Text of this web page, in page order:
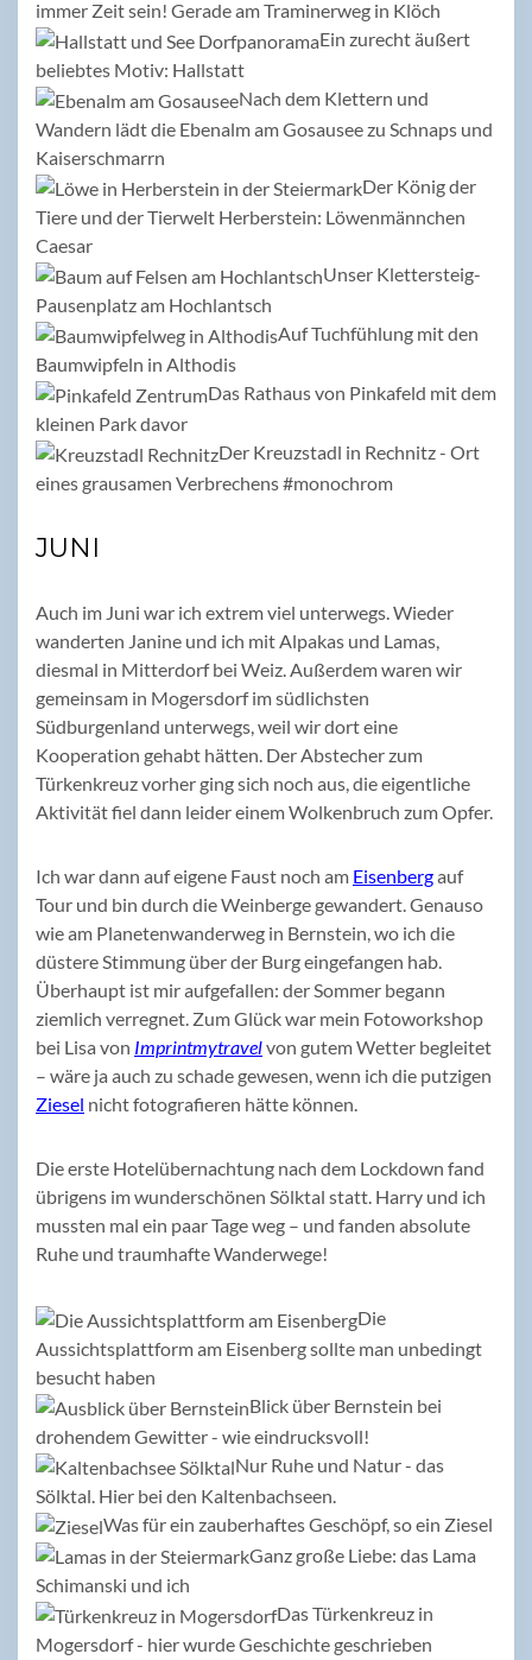
immer Zeit sein! Gerade am Traminerweg in Klöch
Ein zurecht äußert
beliebtes Motiv: Hallstatt
Nach dem Klettern und
Wandern lädt die Ebenalm am Gosausee zu Schnaps und
Kaiserschmarrn
Der König der
Tiere und der Tierwelt Herberstein: Löwenmännchen
Caesar
Unser Klettersteig-
Pausenplatz am Hochlantsch
Auf Tuchfühlung mit den
Baumwipfeln in Althodis
Das Rathaus von Pinkafeld mit dem
kleinen Park davor
Der Kreuzstadl in Rechnitz - Ort
eines grausamen Verbrechens #monochrom
JUNI
Auch im Juni war ich extrem viel unterwegs. Wieder
wanderten Janine und ich mit Alpakas und Lamas,
diesmal in Mitterdorf bei Weiz. Außerdem waren wir
gemeinsam in Mogersdorf im südlichsten
Südburgenland unterwegs, weil wir dort eine
Kooperation gehabt hätten. Der Abstecher zum
Türkenkreuz vorher ging sich noch aus, die eigentliche
Aktivität fiel dann leider einem Wolkenbruch zum Opfer.
Ich war dann auf eigene Faust noch am Eisenbergauf
Tour und bin durch die Weinberge gewandert. Genauso
wie am Planetenwanderweg in Bernstein, wo ich die
düstere Stimmung über der Burg eingefangen hab.
Überhaupt ist mir aufgefallen: der Sommer begann
ziemlich verregnet. Zum Glück war mein Fotoworkshop
bei Lisa von Imprintmytravelvon gutem Wetter begleitet
– wäre ja auch zu schade gewesen, wenn ich die putzigen
Ziesel nicht fotografieren hätte können.
Die erste Hotelübernachtung nach dem Lockdown fand
übrigens im wunderschönen Sölktal statt. Harry und ich
mussten mal ein paar Tage weg – und fanden absolute
Ruhe und traumhafte Wanderwege!
Die
Aussichtsplattform am Eisenberg sollte man unbedingt
besucht haben
Blick über Bernstein bei
drohendem Gewitter - wie eindrucksvoll!
Nur Ruhe und Natur - das
Sölktal. Hier bei den Kaltenbachseen.
Was für ein zauberhaftes Geschöpf, so ein Ziesel
Ganz große Liebe: das Lama
Schimanski und ich
Das Türkenkreuz in
Mogersdorf - hier wurde Geschichte geschrieben